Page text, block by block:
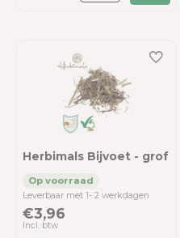
Herbimals Bijvoet - grof
Leverbaar met 1- 2 werkdagen
€3,96
Incl. btw